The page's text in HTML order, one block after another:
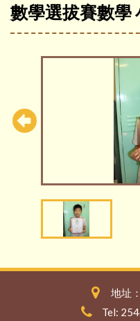
數學選拔賽數學
地址
Tel: